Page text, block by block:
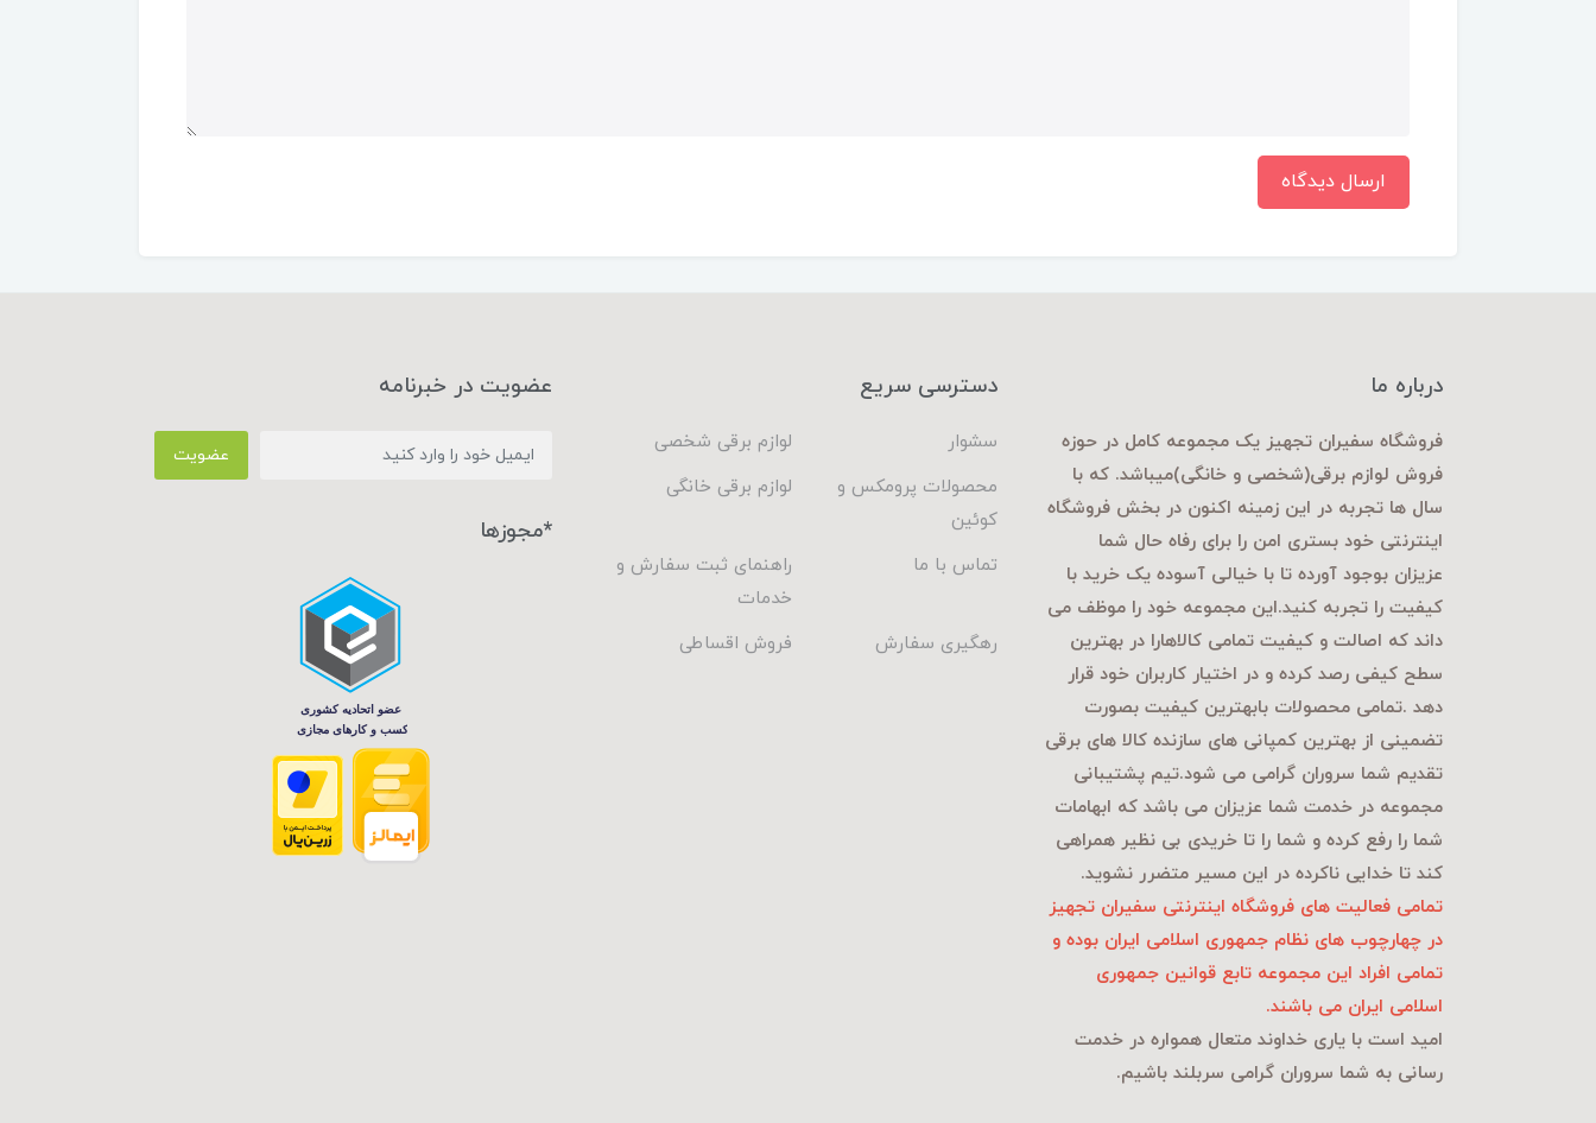
ارسال دیدگاه
درباره ما
فروشگاه سفیران تجهیز یک مجموعه کامل در حوزه
فروش لوازم برقی(شخصی و خانگی)میباشد. که با
سال ها تجربه در این زمینه اکنون در بخش فروشگاه
اینترنتی خود بستری امن را برای رفاه حال شما
عزیزان بوجود آورده تا با خیالی آسوده یک خرید با
کیفیت را تجربه کنید.این مجموعه خود را موظف می
داند که اصالت و کیفیت تمامی کالاهارا در بهترین
سطح کیفی رصد کرده و در اختیار کاربران خود قرار
دهد .تمامی محصولات بابهترین کیفیت بصورت
تضمینی از بهترین کمپانی های سازنده کالا های برقی
تقدیم شما سروران گرامی می شود.تیم پشتیبانی
مجموعه در خدمت شما عزیزان می باشد که ابهامات
شما را رفع کرده و شما را تا خریدی بی نظیر همراهی
کند تا خدایی ناکرده در این مسیر متضرر نشوید.
تمامی فعالیت های فروشگاه اینترنتی سفیران تجهیز
در چهارچوب های نظام جمهوری اسلامی ایران بوده و
تمامی افراد این مجموعه تابع قوانین جمهوری
اسلامی ایران می باشند.
امید است با یاری خداوند متعال همواره در خدمت
رسانی به شما سروران گرامی سربلند باشیم.
دسترسی سریع
سشوار
لوازم برقی شخصی
محصولات پرومکس و
کوئین
لوازم برقی خانگی
تماس با ما
راهنمای ثبت سفارش و
خدمات
رهگیری سفارش
فروش اقساطی
عضویت در خبرنامه
عضویت
*مجوزها